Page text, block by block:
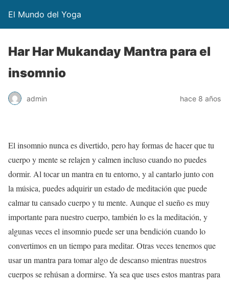
El Mundo del Yoga
Har Har Mukanday Mantra para el
insomnio
admin hace 8 años
El insomnio nunca es divertido, pero hay formas de hacer que tu
cuerpo y mente se relajen y calmen incluso cuando no puedes
dormir. Al tocar un mantra en tu entorno, y al cantarlo junto con
la música, puedes adquirir un estado de meditación que puede
calmar tu cansado cuerpo y tu mente. Aunque el sueño es muy
importante para nuestro cuerpo, también lo es la meditación, y
algunas veces el insomnio puede ser una bendición cuando lo
convertimos en un tiempo para meditar. Otras veces tenemos que
usar un mantra para tomar algo de descanso mientras nuestros
cuerpos se rehúsan a dormirse. Ya sea que uses estos mantras para